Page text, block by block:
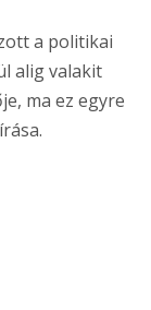
a politikai
alig valakit
ma ez egyre